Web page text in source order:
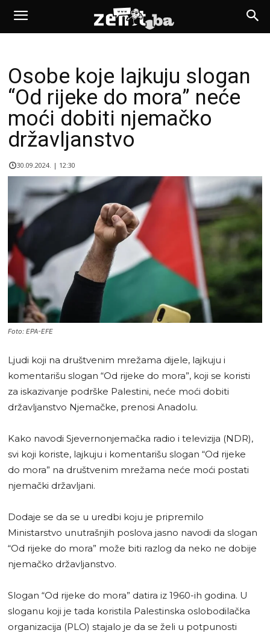
Osobe koje lajkuju slogan
“Od rijeke do mora” neće
moći dobiti njemačko
državljanstvo
30.09.2024. | 12:30
Foto: EPA-EFE
Ljudi koji na društvenim mrežama dijele, lajkuju i
komentarišu slogan “Od rijeke do mora”, koji se koristi
za iskazivanje podrške Palestini, neće moći dobiti
državljanstvo Njemačke, prenosi Anadolu.
Kako navodi Sjevernonjemačka radio i televizija (NDR),
svi koji koriste, lajkuju i komentarišu slogan “Od rijeke
do mora” na društvenim mrežama neće moći postati
njemački državljani.
Dodaje se da se u uredbi koju je pripremilo
Ministarstvo unutrašnjih poslova jasno navodi da slogan
“Od rijeke do mora” može biti razlog da neko ne dobije
njemačko državljanstvo.
Slogan “Od rijeke do mora” datira iz 1960-ih godina. U
sloganu koji je tada koristila Palestinska oslobodilačka
organizacija (PLO) stajalo je da se želi u potpunosti